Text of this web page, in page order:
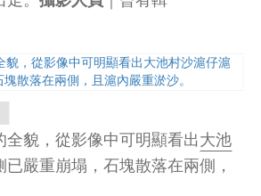
全貌，從影像中可明顯看出大池
已嚴重崩塌，石塊散落在兩側，